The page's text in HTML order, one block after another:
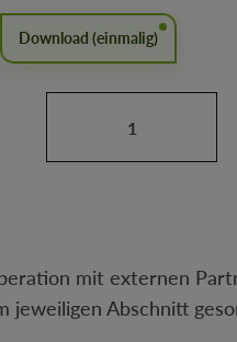
Download (einmalig)
Produkt Anzahl:
mit externen
jeweiligen Abschnitt